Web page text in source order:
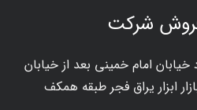
شرکت
امام خمینی بعد از خیابان
ابزار یراق فجر طبقه همکف